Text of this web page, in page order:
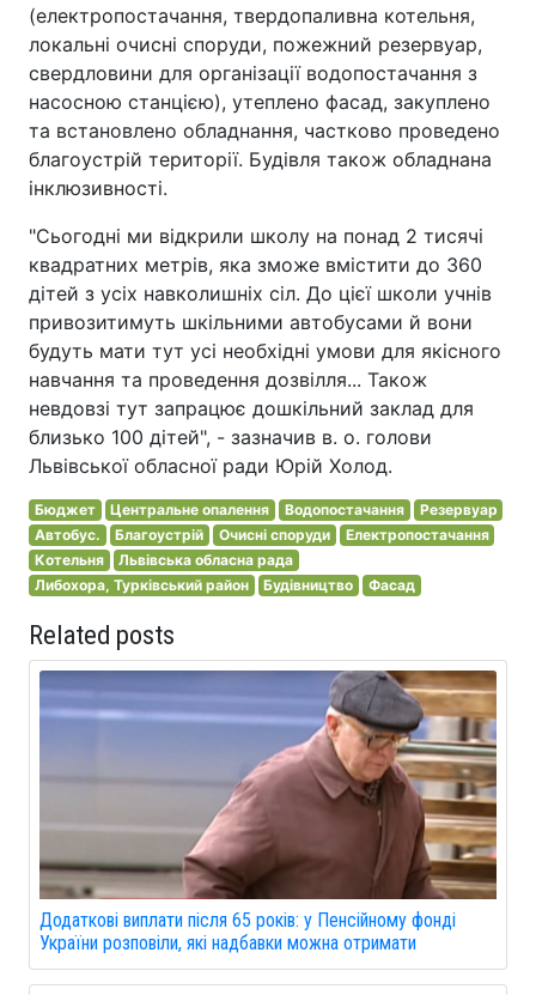
(електропостачання, твердопаливна котельня,
локальні очисні споруди, пожежний резервуар,
свердловини для організації водопостачання з
насосною станцією), утеплено фасад, закуплено
та встановлено обладнання, частково проведено
благоустрій території. Будівля також обладнана
інклюзивності.
"Сьогодні ми відкрили школу на понад 2 тисячі
квадратних метрів, яка зможе вмістити до 360
дітей з усіх навколишніх сіл. До цієї школи учнів
привозитимуть шкільними автобусами й вони
будуть мати тут усі необхідні умови для якісного
навчання та проведення дозвілля... Також
невдовзі тут запрацює дошкільний заклад для
близько 100 дітей", - зазначив в. о. голови
Львівської обласної ради Юрій Холод.
Бюджет Центральне опалення Водопостачання
Резервуар
Автобус.
Благоустрій Очисні споруди
Електропостачання
Котельня
Львівська обласна рада
Либохора, Турківський район
Будівництво Фасад
Related posts
Додаткові виплати після 65 років: у Пенсійному фонді
України розповіли, які надбавки можна отримати